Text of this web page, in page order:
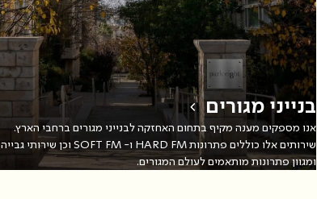
בנייני מגורים
אנו מספקים מענה מקיף בתחום האחזקה לבנייני מגורים ברחבי הארץ.
שירותים אלו כוללים פתרונות HARD FM ו- SOFT FM וכן שירותי גבייה
ומגוון פתרונות מותאמים לעולם המגורים.